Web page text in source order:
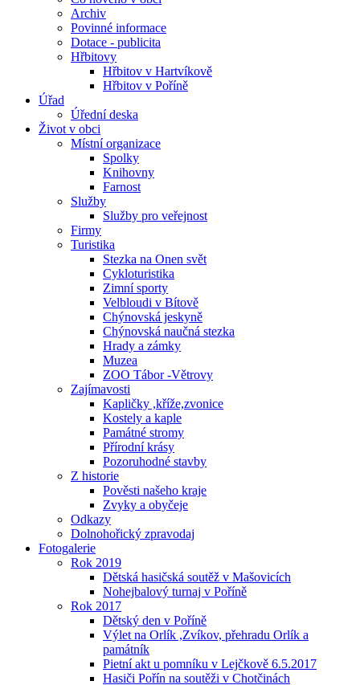
Archiv
Povinné informace
Dotace - publicita
Hřbitovy
Hřbitov v Hartvíkově
Hřbitov v Poříně
Úřad
Úřední deska
Život v obci
Místní organizace
Spolky
Knihovny
Farnost
Služby
Služby pro veřejnost
Firmy
Turistika
Stezka na Onen svět
Cykloturistika
Zimní sporty
Velbloudi v Bítově
Chýnovská jeskyně
Chýnovská naučná stezka
Hrady a zámky
Muzea
ZOO Tábor -Větrovy
Zajímavosti
Kapličky ,kříže,zvonice
Kostely a kaple
Památné stromy
Přírodní krásy
Pozoruhodné stavby
Z historie
Pověsti našeho kraje
Zvyky a obyčeje
Odkazy
Dolnohořický zpravodaj
Fotogalerie
Rok 2019
Dětská hasičská soutěž v Mašovicích
Nohejbalový turnaj v Poříně
Rok 2017
Dětský den v Poříně
Výlet na Orlík ,Zvíkov, přehradu Orlík a
památník
Pietní akt u pomníku v Lejčkově 6.5.2017
Hasiči Pořín na soutěži v Chotčinách